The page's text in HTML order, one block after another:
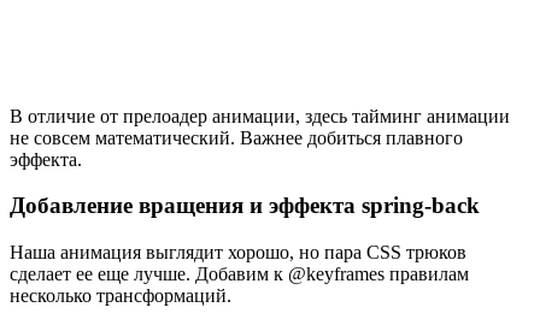
В отличие от прелоадер анимации, здесь тайминг анимации
не совсем математический. Важнее добиться плавного
эффекта.
Добавление вращения и эффекта spring-back
Наша анимация выглядит хорошо, но пара CSS трюков
сделает ее еще лучше. Добавим к @keyframes правилам
несколько трансформаций.